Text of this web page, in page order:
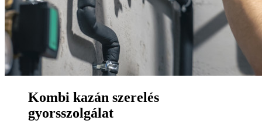
Kombi kazán szerelés
gyorsszolgálat